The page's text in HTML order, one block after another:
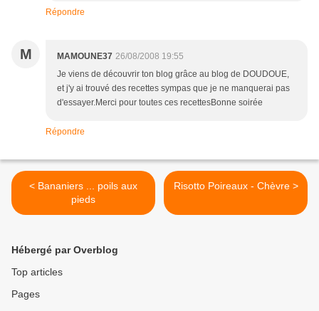
Répondre
M MAMOUNE37 26/08/2008 19:55
Je viens de découvrir ton blog grâce au blog de DOUDOUE,
et j'y ai trouvé des recettes sympas que je ne manquerai pas
d'essayer.Merci pour toutes ces recettesBonne soirée
Répondre
< Bananiers ... poils aux
pieds
Risotto Poireaux - Chèvre >
Hébergé par Overblog
Top articles
Pages